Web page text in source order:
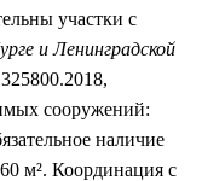
участки с
и Ленинградской
сооружений:
наличие
м². Координация с